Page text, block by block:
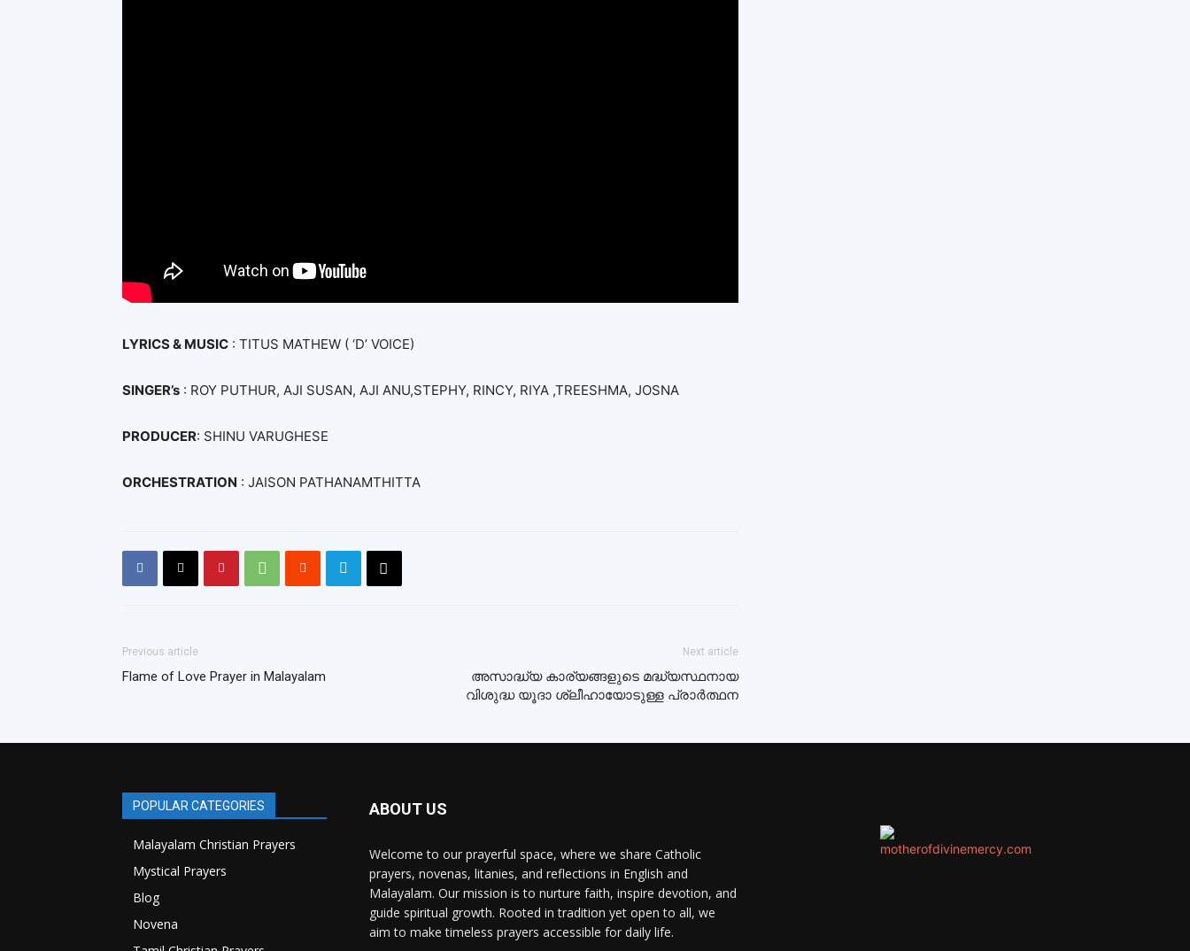
LYRICS & MUSIC : TITUS MATHEW ( ‘D’ VOICE)
SINGER’s : ROY PUTHUR, AJI SUSAN, AJI ANU,STEPHY, RINCY, RIYA ,TREESHMA, JOSNA
PRODUCER: SHINU VARUGHESE
ORCHESTRATION : JAISON PATHANAMTHITTA
Previous article
Flame of Love Prayer in Malayalam
Next article
അസാദ്ധ്യ കാര്യങ്ങളുടെ മദ്ധ്യസ്ഥനായ
വിശുദ്ധ യൂദാ ശ്ലീഹായോടുള്ള പ്രാർത്ഥന
POPULAR CATEGORIES
Malayalam Christian Prayers
Mystical Prayers
Blog
Novena
ABOUT US
Welcome to our prayerful space, where we share Catholic
prayers, novenas, litanies, and reflections in English and
Malayalam. Our mission is to nurture faith, inspire devotion, and
guide spiritual growth. Rooted in tradition yet open to all, we
aim to make timeless prayers accessible for daily life.